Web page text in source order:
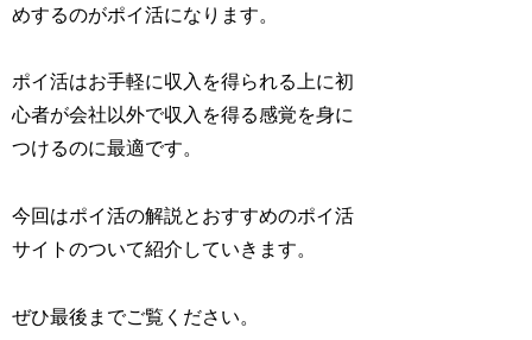
めするのがポイ活になります。
ポイ活はお手軽に収入を得られる上に初
心者が会社以外で収入を得る感覚を身に
つけるのに最適です。
今回はポイ活の解説とおすすめのポイ活
サイトのついて紹介していきます。
ぜひ最後までご覧ください。